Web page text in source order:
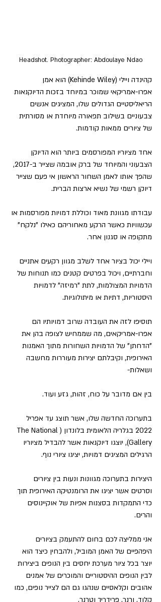
Headshot. Photographer: Abdoulaye Ndao
קהינדה ויילי (Kehinde Wiley) הוא אמן
אפרו-אמריקאי שמוכר במיוחד בזכות הדיוקנאות
הריאליסטיים הגדולים שלו, המציגים אנשים
צבעוניים בשילוב תפאורה מיוחדת או מסורתית
של ציורים ממאות קודמות.
אחד מציוריו המפורסמים ביותר הוא הדיוקן
הצבעוני והמיוחד של ברק אובמה שצייר ב-2017,
שהפך אותו לאמן השחור הראשון אי פעם שצייר
דיוקן רשמי של נשיא ארצות הברית.
עבודתו מגוונת מאוד וכוללת דמויות מפורסמות או
עכשוויות כאשר הרקע מאחוריהם כאילו "נלקח"
מתקופה או סגנון אחר.
ויילי יכול בציור אחד לשלב מגוון רקעים אתניים
וחברתיים, ויכול בפרטים קטנים כמו תנוחות של
הדמויות המצולמות, לתת "רמיזה" לדמויות
היסטוריות, דתיות או מיתולוגיות.
תוסיפו לזה את העובדה שרוב דמויותיו הם
אפרו-אמריקאים, מה שממחיש לצופה בהן את
"הדחתן" של הדמויות השחורות מתוך האמנות
האירופית, וקיבלתם יצירות מעוררות מחשבה
ושאלות-
בין אם מדובר על כוח, זהות, גזע ועוד.
בתערוכה החדשה שלו, אשר תוצג עד אפריל
2022 בגלריה הלאומית בלונדון (The National
Gallery), יוצגו דיוקנאות אשר להבדיל מציוריו
הרגילים המציגים דמויות, יציגו ציורי נוף.
היצירות בתערוכה מגוונות ונעות בין ציורים
וסרטים אשר יציגו את הרומנטיקה האירופית תוך
כדי התמקדות בסצנות אפיות של אוקיינוסים
והרים.
אני ממליצה לכם בחום להתעמק בציורים
היפהפיים של האמן המוביל, ולהבחין כיצד הוא
יוצר בכל ציור מערכת יחסים בין הנופים ביצירות
לבין הנופים ההיסטוריים והמוכרים של אמנים
אהובים וקלאסיים שנהגו גם הם לצייר נופים, כמו
קלוד, ורנר, פרידריך וטרנר.